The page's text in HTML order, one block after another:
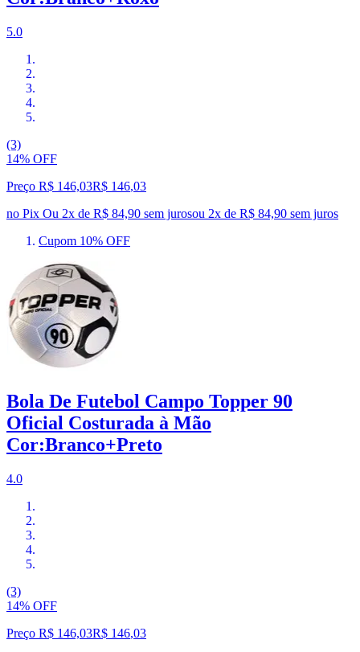
5.0
(3)
14% OFF
Preço R$ 146,03R$ 146,03
no Pix Ou 2x de R$ 84,90 sem jurosou 2x de R$ 84,90 sem juros
Cupom 10% OFF
Bola De Futebol Campo Topper 90
Oficial Costurada à Mão
Cor:Branco+Preto
4.0
(3)
14% OFF
Preço R$ 146,03R$ 146,03